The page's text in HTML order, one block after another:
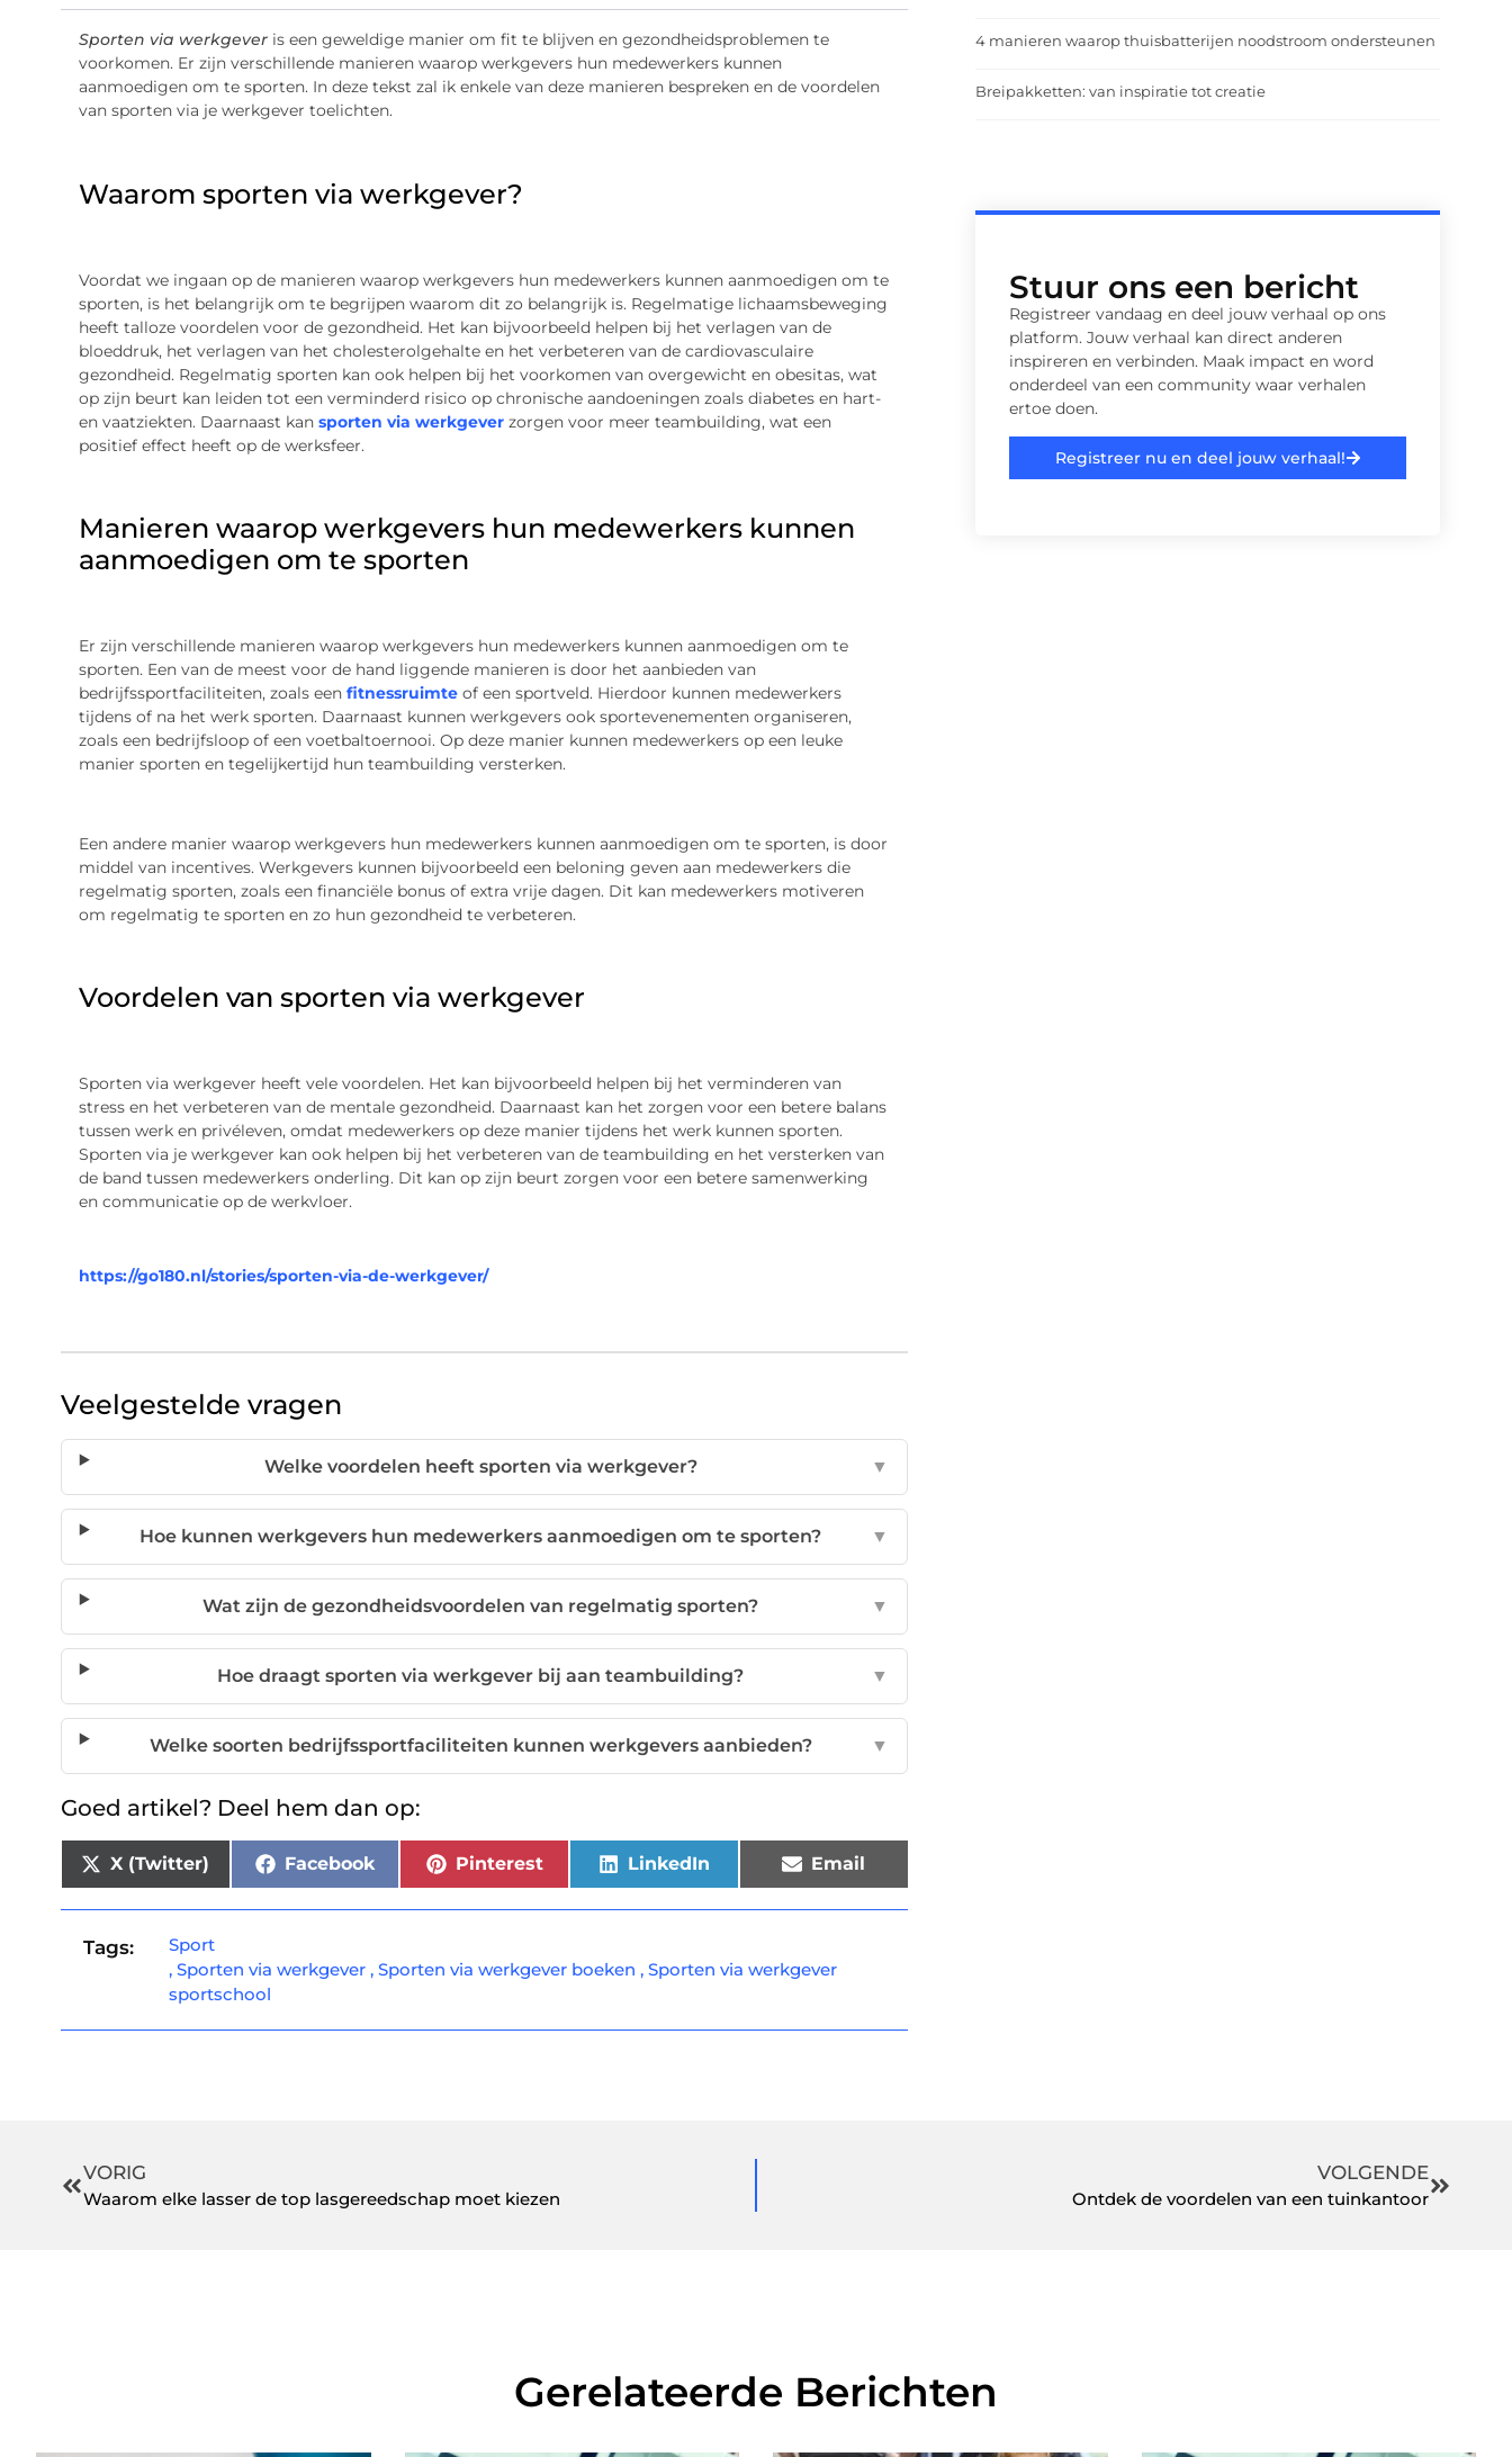
Sporten via werkgeveris een geweldige manier om fit te blijven en gezondheidsproblemen te
voorkomen. Er zijn verschillende manieren waarop werkgevers hun medewerkers kunnen
aanmoedigen om te sporten. In deze tekst zal ik enkele van deze manieren bespreken en de voordelen
van sporten via je werkgever toelichten.
Waarom sporten via werkgever?
Voordat we ingaan op de manieren waarop werkgevers hun medewerkers kunnen aanmoedigen om te
sporten, is het belangrijk om te begrijpen waarom dit zo belangrijk is. Regelmatige lichaamsbeweging
heeft talloze voordelen voor de gezondheid. Het kan bijvoorbeeld helpen bij het verlagen van de
bloeddruk, het verlagen van het cholesterolgehalte en het verbeteren van de cardiovasculaire
gezondheid. Regelmatig sporten kan ook helpen bij het voorkomen van overgewicht en obesitas, wat
op zijn beurt kan leiden tot een verminderd risico op chronische aandoeningen zoals diabetes en hart-
en vaatziekten. Daarnaast kan sporten via werkgeverzorgen voor meer teambuilding, wat een
positief effect heeft op de werksfeer.
Manieren waarop werkgevers hun medewerkers kunnen
aanmoedigen om te sporten
Er zijn verschillende manieren waarop werkgevers hun medewerkers kunnen aanmoedigen om te
sporten. Een van de meest voor de hand liggende manieren is door het aanbieden van
bedrijfssportfaciliteiten, zoals een fitnessruimteof een sportveld. Hierdoor kunnen medewerkers
tijdens of na het werk sporten. Daarnaast kunnen werkgevers ook sportevenementen organiseren,
zoals een bedrijfsloop of een voetbaltoernooi. Op deze manier kunnen medewerkers op een leuke
manier sporten en tegelijkertijd hun teambuilding versterken.
Een andere manier waarop werkgevers hun medewerkers kunnen aanmoedigen om te sporten, is door
middel van incentives. Werkgevers kunnen bijvoorbeeld een beloning geven aan medewerkers die
regelmatig sporten, zoals een financiële bonus of extra vrije dagen. Dit kan medewerkers motiveren
om regelmatig te sporten en zo hun gezondheid te verbeteren.
Voordelen van sporten via werkgever
Sporten via werkgever heeft vele voordelen. Het kan bijvoorbeeld helpen bij het verminderen van
stress en het verbeteren van de mentale gezondheid. Daarnaast kan het zorgen voor een betere balans
tussen werk en privéleven, omdat medewerkers op deze manier tijdens het werk kunnen sporten.
Sporten via je werkgever kan ook helpen bij het verbeteren van de teambuilding en het versterken van
de band tussen medewerkers onderling. Dit kan op zijn beurt zorgen voor een betere samenwerking
en communicatie op de werkvloer.
https://go180.nl/stories/sporten-via-de-werkgever/
Veelgestelde vragen
Welke voordelen heeft sporten via werkgever? ▼
Hoe kunnen werkgevers hun medewerkers aanmoedigen om te sporten? ▼
Wat zijn de gezondheidsvoordelen van regelmatig sporten? ▼
Hoe draagt sporten via werkgever bij aan teambuilding? ▼
Welke soorten bedrijfssportfaciliteiten kunnen werkgevers aanbieden? ▼
Goed artikel? Deel hem dan op:
X (Twitter) Facebook Pinterest LinkedIn Email
Tags:
Sport
,Sporten via werkgever ,Sporten via werkgever boeken ,Sporten via werkgever
sportschool
4 manieren waarop thuisbatterijen noodstroom ondersteunen
Breipakketten: van inspiratie tot creatie
Stuur ons een bericht
Registreer vandaag en deel jouw verhaal op ons
platform. Jouw verhaal kan direct anderen
inspireren en verbinden. Maak impact en word
onderdeel van een community waar verhalen
ertoe doen.
Registreer nu en deel jouw verhaal!
VORIG
Waarom elke lasser de top lasgereedschap moet kiezen
VOLGENDE
Ontdek de voordelen van een tuinkantoor
Gerelateerde Berichten